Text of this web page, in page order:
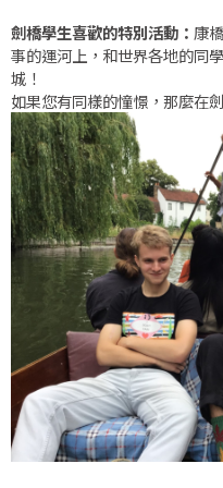
劍橋學生喜歡的特別活動： 康
事的運河上，和世界各地的同
城！
如果您有同樣的憧憬，那麼在